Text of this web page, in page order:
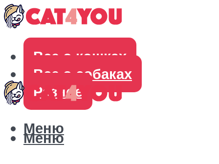
Все о кошках
Все о собаках
Разное
Меню
Меню